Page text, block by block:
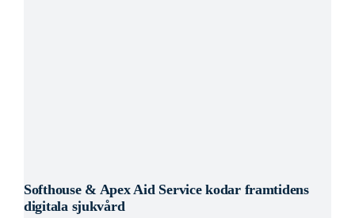
Softhouse & Apex Aid Service kodar framtidens
digitala sjukvård